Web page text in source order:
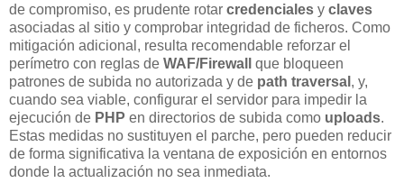
de compromiso, es prudente rotar credenciales y claves
asociadas al sitio y comprobar integridad de ficheros. Como
mitigación adicional, resulta recomendable reforzar el
perímetro con reglas de WAF/Firewall
que bloqueen
patrones de subida no autorizada y de path traversal , y,
cuando sea viable, configurar el servidor para impedir la
ejecución de PHP en directorios de subida como uploads.
Estas medidas no sustituyen el parche, pero pueden reducir
de forma significativa la ventana de exposición en entornos
donde la actualización no sea inmediata.